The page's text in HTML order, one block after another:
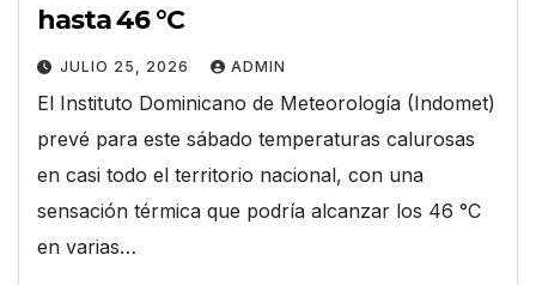
hasta 46 °C
JULIO 25, 2026 ADMIN
El Instituto Dominicano de Meteorología (Indomet)
prevé para este sábado temperaturas calurosas
en casi todo el territorio nacional, con una
sensación térmica que podría alcanzar los 46 °C
en varias…